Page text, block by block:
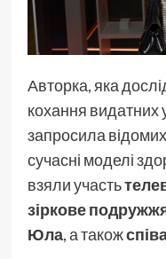
Авторка, яка
кохання видатних
запросила
сучасні моделі
взяли участь
зіркове
Юла, а також